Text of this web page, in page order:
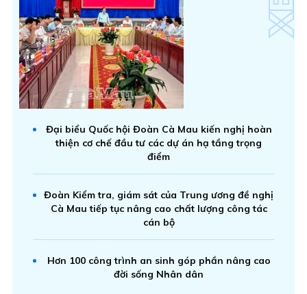
Đại biểu Quốc hội Đoàn Cà Mau kiến nghị hoàn
thiện cơ chế đầu tư các dự án hạ tầng trọng
điểm
Đoàn Kiểm tra, giám sát của Trung ương đề nghị
Cà Mau tiếp tục nâng cao chất lượng công tác
cán bộ
Hơn 100 công trình an sinh góp phần nâng cao
đời sống Nhân dân